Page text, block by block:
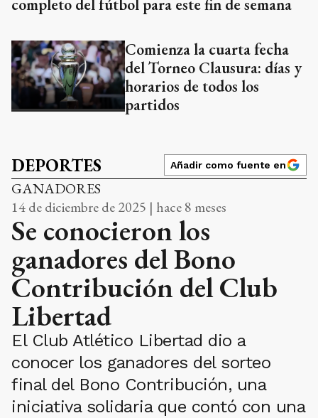
completo del fútbol para este fin de semana
Comienza la cuarta fecha
del Torneo Clausura: días y
horarios de todos los
partidos
DEPORTES Añadir como fuente en
GANADORES
14 de diciembre de 2025 | hace 8 meses
Se conocieron los
ganadores del Bono
Contribución del Club
Libertad
El Club Atlético Libertad dio a
conocer los ganadores del sorteo
final del Bono Contribución, una
iniciativa solidaria que contó con una